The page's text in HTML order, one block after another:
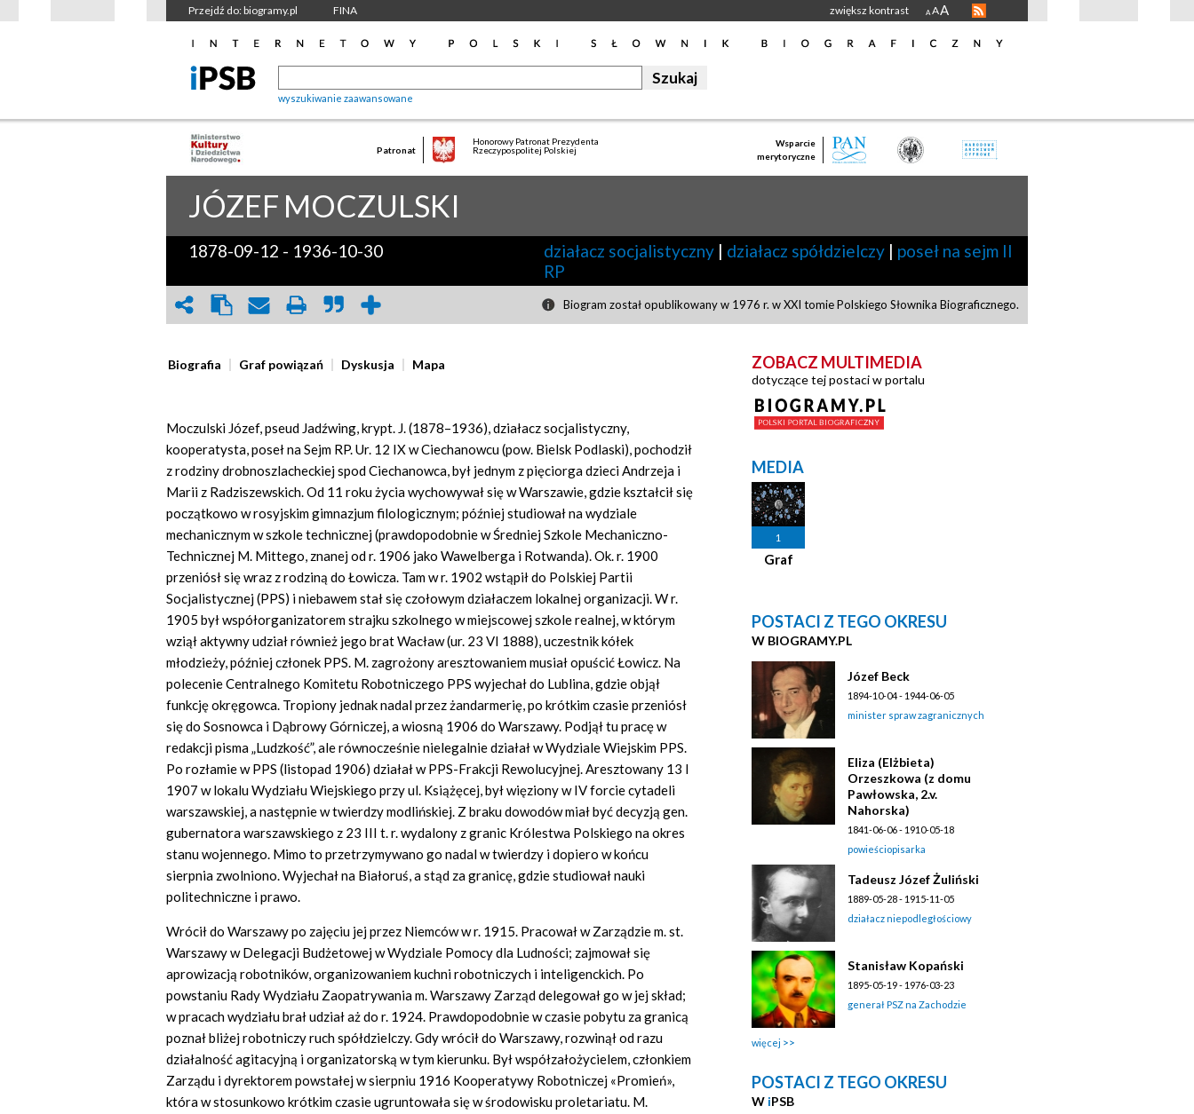
Przejdź do: biogramy.pl FINA zwiększ kontrast A AA
wyszukiwanie zaawansowane
Patronat
Honorowy Patronat Prezydenta
Rzeczypospolitej Polskiej
Wsparcie
merytoryczne
JÓZEF MOCZULSKI
1878-09-12 - 1936-10-30 działacz socjalistyczny | działacz spółdzielczy | poseł na sejm II
RP
Biogram został opublikowany w 1976 r. w XXI tomie Polskiego Słownika Biograficznego.
Biografia Graf powiązań Dyskusja Mapa
Moczulski Józef, pseud Jadźwing, krypt. J. (1878–1936), działacz socjalistyczny,
kooperatysta, poseł na Sejm RP. Ur. 12 IX w Ciechanowcu (pow. Bielsk Podlaski), pochodził
z rodziny drobnoszlacheckiej spod Ciechanowca, był jednym z pięciorga dzieci Andrzeja i
Marii z Radziszewskich. Od 11 roku życia wychowywał się w Warszawie, gdzie kształcił się
początkowo w rosyjskim gimnazjum filologicznym; później studiował na wydziale
mechanicznym w szkole technicznej (prawdopodobnie w Średniej Szkole Mechaniczno-
Technicznej M. Mittego, znanej od r. 1906 jako Wawelberga i Rotwanda). Ok. r. 1900
przeniósł się wraz z rodziną do Łowicza. Tam w r. 1902 wstąpił do Polskiej Partii
Socjalistycznej (PPS) i niebawem stał się czołowym działaczem lokalnej organizacji. W r.
1905 był współorganizatorem strajku szkolnego w miejscowej szkole realnej, w którym
wziął aktywny udział również jego brat Wacław (ur. 23 VI 1888), uczestnik kółek
młodzieży, później członek PPS. M. zagrożony aresztowaniem musiał opuścić Łowicz. Na
polecenie Centralnego Komitetu Robotniczego PPS wyjechał do Lublina, gdzie objął
funkcję okręgowca. Tropiony jednak nadal przez żandarmerię, po krótkim czasie przeniósł
się do Sosnowca i Dąbrowy Górniczej, a wiosną 1906 do Warszawy. Podjął tu pracę w
redakcji pisma „Ludzkość”, ale równocześnie nielegalnie działał w Wydziale Wiejskim PPS.
Po rozłamie w PPS (listopad 1906) działał w PPS-Frakcji Rewolucyjnej. Aresztowany 13 I
1907 w lokalu Wydziału Wiejskiego przy ul. Książęcej, był więziony w IV forcie cytadeli
warszawskiej, a następnie w twierdzy modlińskiej. Z braku dowodów miał być decyzją gen.
gubernatora warszawskiego z 23 III t. r. wydalony z granic Królestwa Polskiego na okres
stanu wojennego. Mimo to przetrzymywano go nadal w twierdzy i dopiero w końcu
sierpnia zwolniono. Wyjechał na Białoruś, a stąd za granicę, gdzie studiował nauki
politechniczne i prawo.
Wrócił do Warszawy po zajęciu jej przez Niemców w r. 1915. Pracował w Zarządzie m. st.
Warszawy w Delegacji Budżetowej w Wydziale Pomocy dla Ludności; zajmował się
aprowizacją robotników, organizowaniem kuchni robotniczych i inteligenckich. Po
powstaniu Rady Wydziału Zaopatrywania m. Warszawy Zarząd delegował go w jej skład;
w pracach wydziału brał udział aż do r. 1924. Prawdopodobnie w czasie pobytu za granicą
poznał bliżej robotniczy ruch spółdzielczy. Gdy wrócił do Warszawy, rozwinął od razu
działalność agitacyjną i organizatorską w tym kierunku. Był współzałożycielem, członkiem
Zarządu i dyrektorem powstałej w sierpniu 1916 Kooperatywy Robotniczej «Promień»,
która w stosunkowo krótkim czasie ugruntowała się w środowisku proletariatu. M.
ZOBACZ MULTIMEDIA
dotyczące tej postaci w portalu
MEDIA
1
Graf
POSTACI Z TEGO OKRESU
W BIOGRAMY.PL
Józef Beck
1894-10-04 - 1944-06-05
minister spraw zagranicznych
Eliza (Elżbieta)
Orzeszkowa (z domu
Pawłowska, 2.v.
Nahorska)
1841-06-06 - 1910-05-18
powieściopisarka
Tadeusz Józef Żuliński
1889-05-28 - 1915-11-05
działacz niepodległościowy
Stanisław Kopański
1895-05-19 - 1976-03-23
generał PSZ na Zachodzie
więcej
POSTACI Z TEGO OKRESU
W iPSB